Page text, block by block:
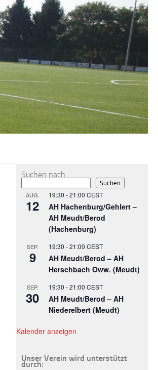
Suchen nach
Suchen
AUG.
12
19:30 -21:00 CEST
AH Hachenburg/Gehlert –
AH Meudt/Berod
(Hachenburg)
SEP.
9
19:30 -21:00 CEST
AH Meudt/Berod – AH
Herschbach Oww. (Meudt)
SEP.
30
19:30 -21:00 CEST
AH Meudt/Berod – AH
Niederelbert (Meudt)
Kalender anzeigen
Unser Verein wird unterstützt
durch: